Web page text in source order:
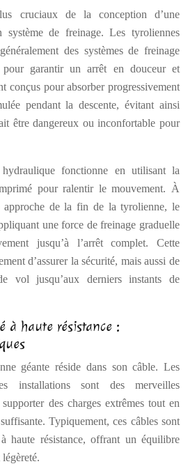
cruciaux de la conception d’une
système de freinage. Les tyroliennes
des systèmes de freinage
pour garantir un arrêt en douceur et
conçus pour absorber progressivement
pendant la descente, évitant ainsi
être dangereux ou inconfortable pour
fonctionne en utilisant la
pour ralentir le mouvement. À
approche de la fin de la tyrolienne, le
une force de freinage graduelle
jusqu’à l’arrêt complet. Cette
d’assurer la sécurité, mais aussi de
vol jusqu’aux derniers instants de
à haute résistance :
géante réside dans son câble. Les
installations sont des merveilles
des charges extrêmes tout en
Typiquement, ces câbles sont
haute résistance, offrant un équilibre